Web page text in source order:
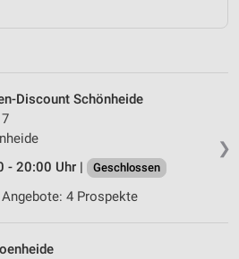
❯
Discount Schönheide
- 20:00 Uhr |
Geschlossen
Angebote: 4 Prospekte